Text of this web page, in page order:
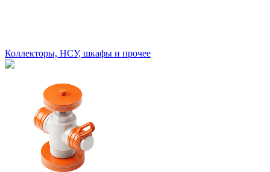
Коллекторы, НСУ, шкафы и прочее